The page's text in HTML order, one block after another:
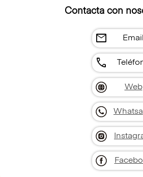
en un ambiente acogedor en la
una amplia variedad de delicias
gustos. Nuestros productos
salados, elaborados con
calidad. Disfruta de crepes rellenos
crema, así como opciones saladas
Además, contamos con una amplia
cafés y tés para acompañar tu
Nuestro acogedor ambiente es ideal
almuerzos y cenas, brindándote
gastronómica única y deliciosa.
Contacta con